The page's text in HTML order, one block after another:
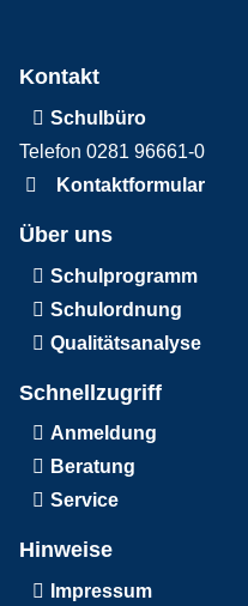
Kontakt
Schulbüro
Telefon 0281 96661-0
Kontaktformular
Über uns
Schulprogramm
Schulordnung
Qualitätsanalyse
Schnellzugriff
Anmeldung
Beratung
Service
Hinweise
Impressum